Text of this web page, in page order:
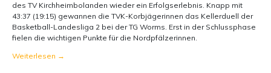
des TV Kirchheimbolanden wieder ein Erfolgserlebnis. Knapp mit
43:37 (19:15) gewannen die TVK-Korbjägerinnen das Kellerduell der
Basketball-Landesliga 2 bei der TG Worms. Erst in der Schlussphase
fielen die wichtigen Punkte für die Nordpfälzerinnen.
Weiterlesen →